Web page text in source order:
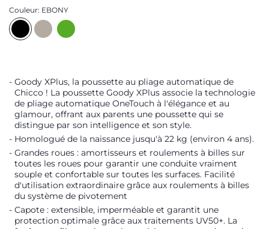
Couleur: EBONY
Goody XPlus, la poussette au pliage automatique de
Chicco ! La poussette Goody XPlus associe la technologie
de pliage automatique OneTouch à l'élégance et au
glamour, offrant aux parents une poussette qui se
distingue par son intelligence et son style.
Homologué de la naissance jusqu'à 22 kg (environ 4 ans).
Grandes roues : amortisseurs et roulements à billes sur
toutes les roues pour garantir une conduite vraiment
souple et confortable sur toutes les surfaces. Facilité
d'utilisation extraordinaire grâce aux roulements à billes
du système de pivotement
Capote : extensible, imperméable et garantit une
protection optimale grâce aux traitements UV50+. La